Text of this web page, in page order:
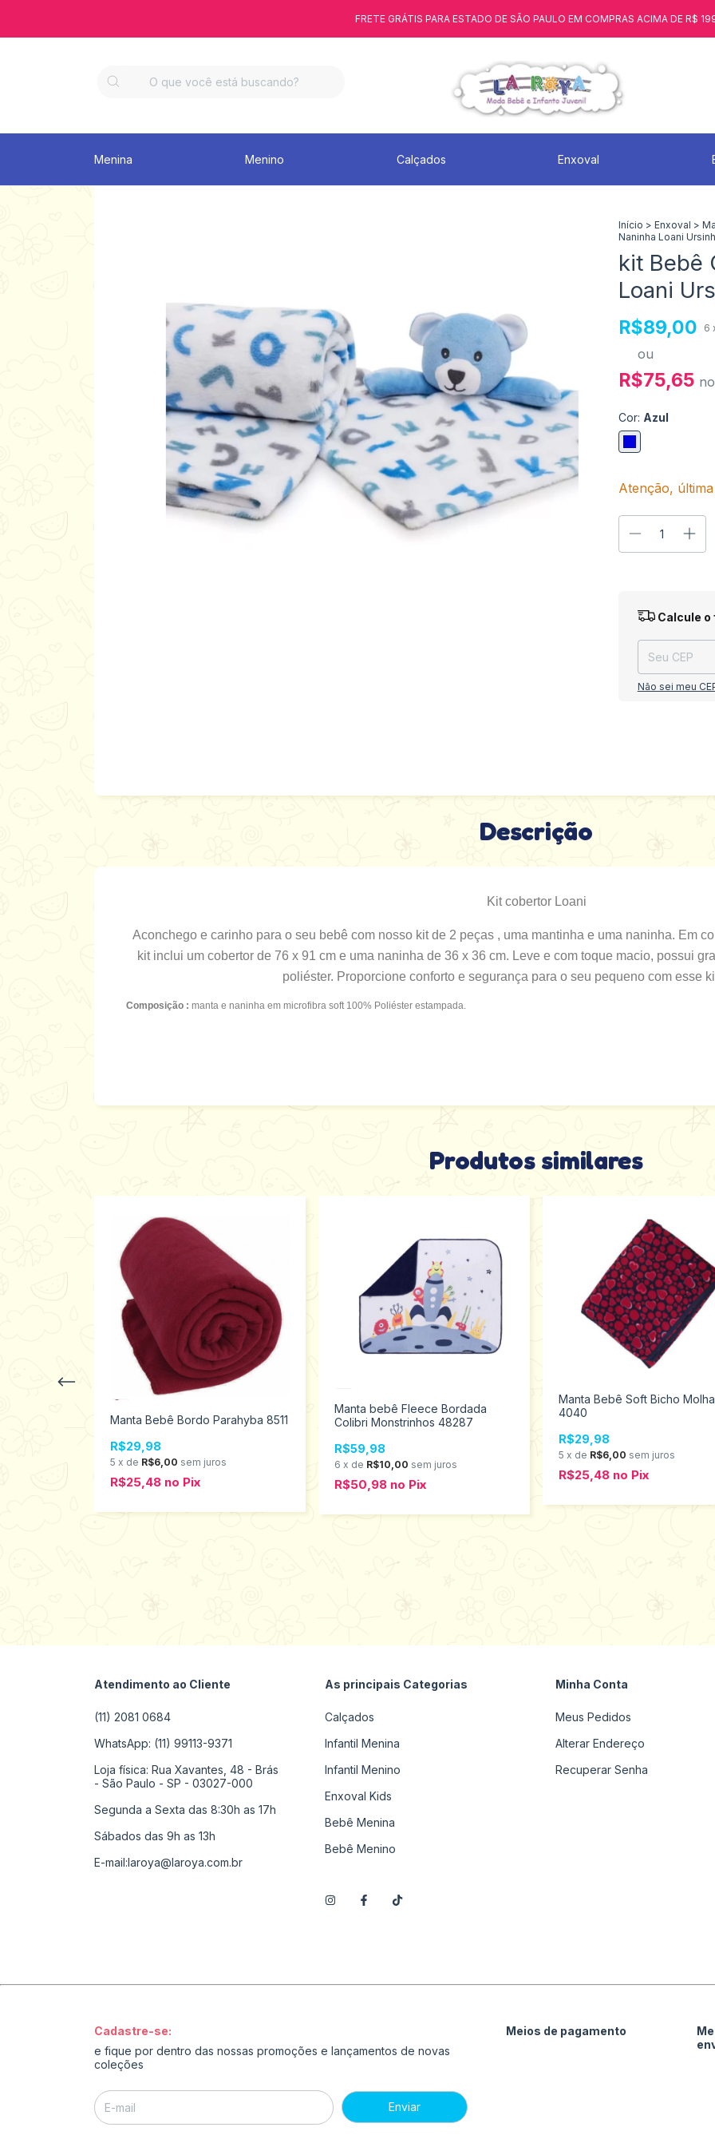
FRETE GRÁTIS PARA ESTADO DE SÃO PAULO EM COMPRAS ACIMA DE R$
Menina Menino Calçados Enxoval
Início > Enxoval >
Naninha Loani
kit Bebê
Loani
R$89,00 6
ou
R$75,65 no
Cor: Azul
Atenção,
Entregas para o
Calcule o
Não sei meu
Descrição
Kit cobertor Loani
Aconchego e carinho para o seu bebê com nosso kit de 2 peças , uma mantinha e uma naninha. Em
kit inclui um cobertor de 76 x 91 cm e uma naninha de 36 x 36 cm. Leve e com toque macio, possui
poliéster. Proporcione conforto e segurança para o seu pequeno com esse
Composição : manta e naninha em microfibra soft 100% Poliéster estampada.
Produtos similares
520
Manta Bebê Bordo Parahyba 8511
R$29,98
5 x de R$6,00 sem juros
R$25,48 no Pix
Manta bebê Fleece Bordada
Colibri Monstrinhos 48287
R$59,98
6 x de R$10,00 sem juros
R$50,98 no Pix
Manta Bebê Soft Bicho
4040
R$29,98
5 x de R$6,00 sem juros
R$25,48 no Pix
Atendimento ao Cliente
(11) 2081 0684
WhatsApp: (11) 99113-9371
Loja física: Rua Xavantes, 48 - Brás
- São Paulo - SP - 03027-000
Segunda a Sexta das 8:30h as 17h
Sábados das 9h as 13h
E-mail:laroya@laroya.com.br
As principais Categorias
Calçados
Infantil Menina
Infantil Menino
Enxoval Kids
Bebê Menina
Bebê Menino
Minha Conta
Meus Pedidos
Alterar Endereço
Recuperar Senha
Cadastre-se:
e fique por dentro das nossas promoções e lançamentos de novas
coleções
Meios de pagamento